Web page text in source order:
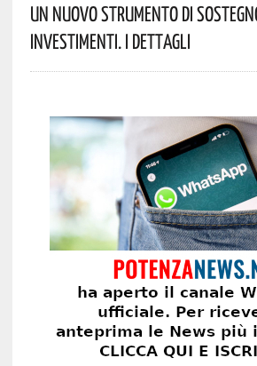
Un Nuovo Strumento Di
Investimenti. I Dettagli